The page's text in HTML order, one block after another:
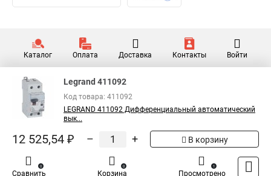
Каталог Оплата Доставка Контакты Войти
Legrand 411092
Код товара: 411092
LEGRAND 411092 Дифференциальный автоматический
вык...
12 525,54 ₽ – + В корзину
Сравнить
0
Корзина
0
Просмотрено
1